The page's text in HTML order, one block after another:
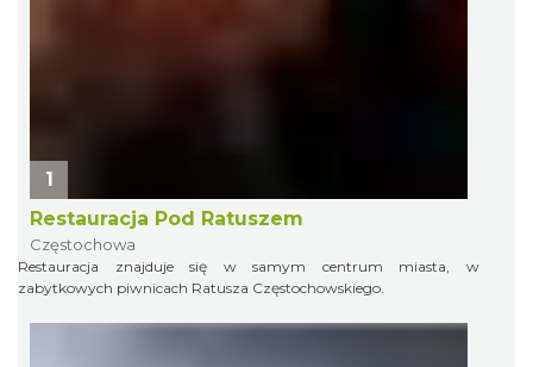
1
Restauracja Pod Ratuszem
Częstochowa
Restauracja znajduje się w samym centrum miasta, w
zabytkowych piwnicach Ratusza Częstochowskiego.